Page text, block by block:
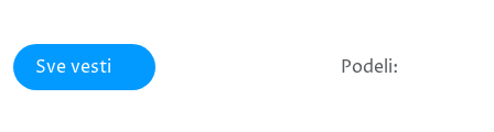
Sve vesti Podeli: